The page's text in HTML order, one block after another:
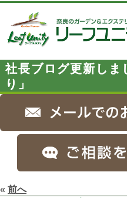
社長ブログ更新しま
り」
« 前へ